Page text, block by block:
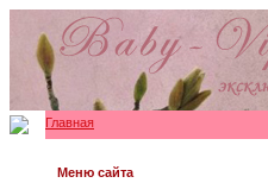
Главная
Меню сайта